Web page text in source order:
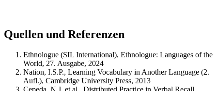
Quellen und Referenzen
Ethnologue (SIL International), Ethnologue: Languages of the
World, 27. Ausgabe, 2024
Nation, I.S.P., Learning Vocabulary in Another Language (2.
Aufl.), Cambridge University Press, 2013